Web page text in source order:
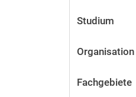
Studium
Organisation
Fachgebiete